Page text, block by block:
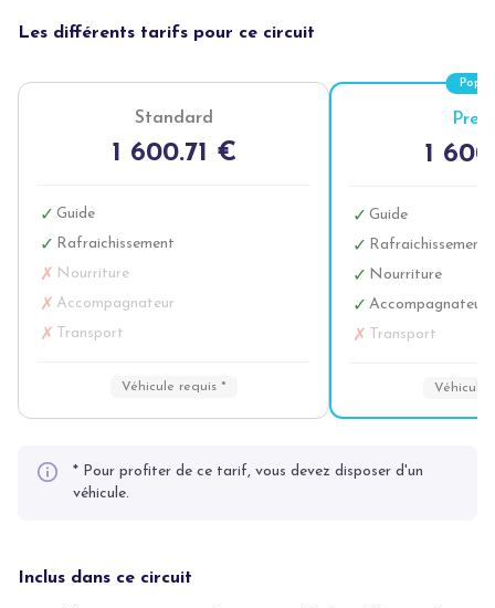
Les différents tarifs pour ce circuit
Standard
1 600.71 €
✓ Guide
✓ Rafraichissement
✗ Nourriture
✗ Accompagnateur
✗ Transport
Véhicule requis *
1
✓ Guide
✓ Rafraichissement
✓ Nourriture
✓ Accompagnateur
✗ Transport
Véhicule
* Pour profiter de ce tarif, vous devez disposer d'un
véhicule.
Inclus dans ce circuit